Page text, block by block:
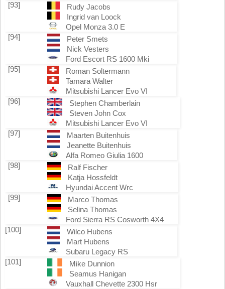
[93]
Rudy Jacobs
Ingrid van Loock
Opel Monza 3.0 E
[94]
Peter Smets
Nick Vesters
Ford Escort RS 1600 Mki
[95]
Roman Soltermann
Tamara Walter
Mitsubishi Lancer Evo VI
[96]
Stephen Chamberlain
Steven John Cox
Mitsubishi Lancer Evo VI
[97]
Maarten Buitenhuis
Jeanette Buitenhuis
Alfa Romeo Giulia 1600
[98]
Ralf Fischer
Katja Hossfeldt
Hyundai Accent Wrc
[99]
Marco Thomas
Selina Thomas
Ford Sierra RS Cosworth 4X4
[100]
Wilco Hubens
Mart Hubens
Subaru Legacy RS
[101]
Mike Dunnion
Seamus Hanigan
Vauxhall Chevette 2300 Hsr